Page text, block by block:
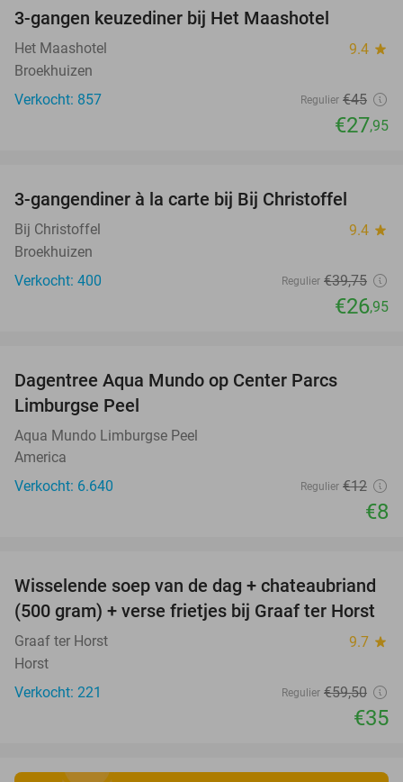
3-gangen keuzediner bij Het Maashotel
Het Maashotel 9.4 star
Broekhuizen
Verkocht: 857
Regulier €45
€27,95
3-gangendiner à la carte bij Bij Christoffel
Bij Christoffel 9.4 star
Broekhuizen
Verkocht: 400
Regulier €39,75
€26,95
Dagentree Aqua Mundo op Center Parcs
Limburgse Peel
Aqua Mundo Limburgse Peel
America
Verkocht: 6.640
Regulier €12
€8
41%
Wisselende soep van de dag + chateaubriand
(500 gram) + verse frietjes bij Graaf ter Horst
Graaf ter Horst 9.7 star
Horst
Verkocht: 221
Regulier €59,50
€35